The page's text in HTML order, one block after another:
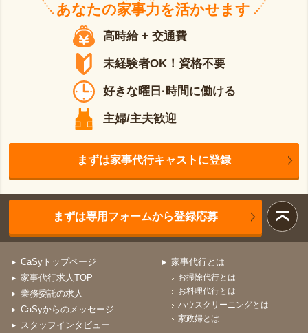
あなたの家事力を活かせます
高時給 + 交通費
未経験者OK！資格不要
好きな曜日·時間に働ける
主婦/主夫歓迎
まずは家事代行キャストに登録
まずは専用フォームから登録応募
CaSyトップページ
家事代行求人TOP
業務委託の求人
CaSyからのメッセージ
スタッフインタビュー
家事代行とは
お掃除代行とは
お料理代行とは
ハウスクリーニングとは
家政婦とは